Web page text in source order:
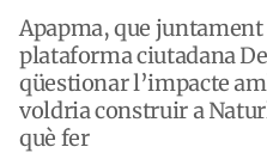
Apapma, que
plataforma ciutadana
qüestionar l’impacte
voldria construir a
què fer